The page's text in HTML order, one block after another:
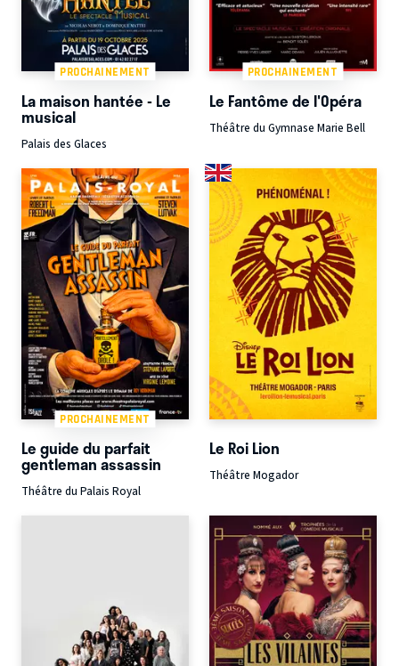
PROCHAINEMENT
La maison hantée - Le
musical
Palais des Glaces
PROCHAINEMENT
Le Fantôme de l'Opéra
Théâtre du Gymnase Marie Bell
PROCHAINEMENT
Le guide du parfait
gentleman assassin
Théâtre du Palais Royal
Le Roi Lion
Théâtre Mogador